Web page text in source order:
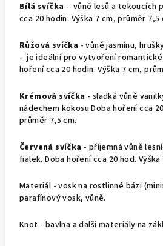
Bílá svíčka - vůně lesů a tekoucích
cca 20 hodin. Výška 7 cm, průměr 7,5
Růžová svíčka - vůně jasmínu,
- je ideální pro vytvoření
hoření cca 20 hodin. Výška 7 cm,
Krémová svíčka - sladká vůně
nádechem kokosu Doba hoření cca
průměr 7,5 cm.
Červená svíčka - příjemná vůně
fialek. Doba hoření cca 20 hod.
Materiál - vosk na rostlinné bázi
parafínový vosk, vůně.
Knot - bavlna a další materiály na